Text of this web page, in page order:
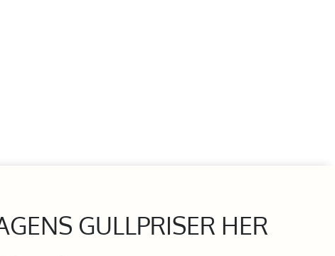
GULLPRISER HER